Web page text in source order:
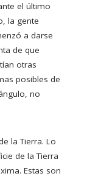
el último
la gente
a darse
de que
otras
posibles de
no
la Tierra. Lo
de la Tierra
Estas son